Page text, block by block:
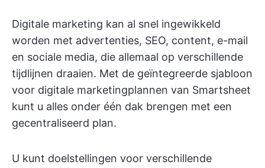
Digitale marketing kan al snel ingewikkeld
worden met advertenties, SEO, content, e-mail
en sociale media, die allemaal op verschillende
tijdlijnen draaien. Met de geïntegreerde sjabloon
voor digitale marketingplannen van Smartsheet
kunt u alles onder één dak brengen met een
gecentraliseerd plan.
U kunt doelstellingen voor verschillende